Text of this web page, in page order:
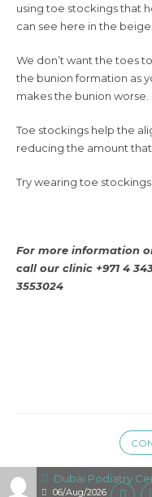
Dubai Podiatry
06/Aug/2026
using toe stockings that
can see here in the
We don’t want the toes
the bunion formation as
makes the bunion worse.
Toe stockings help the
reducing the amount
Try wearing toe
For more information
call our clinic +971 4
3553024